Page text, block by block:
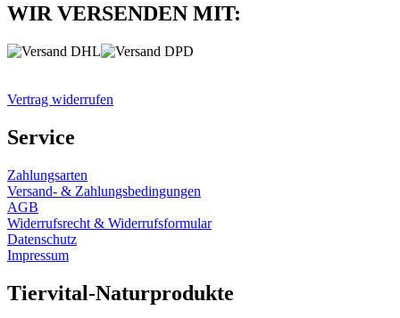
WIR VERSENDEN MIT:
Vertrag widerrufen
Service
Zahlungsarten
Versand- & Zahlungsbedingungen
AGB
Widerrufsrecht & Widerrufsformular
Datenschutz
Impressum
Tiervital-Naturprodukte